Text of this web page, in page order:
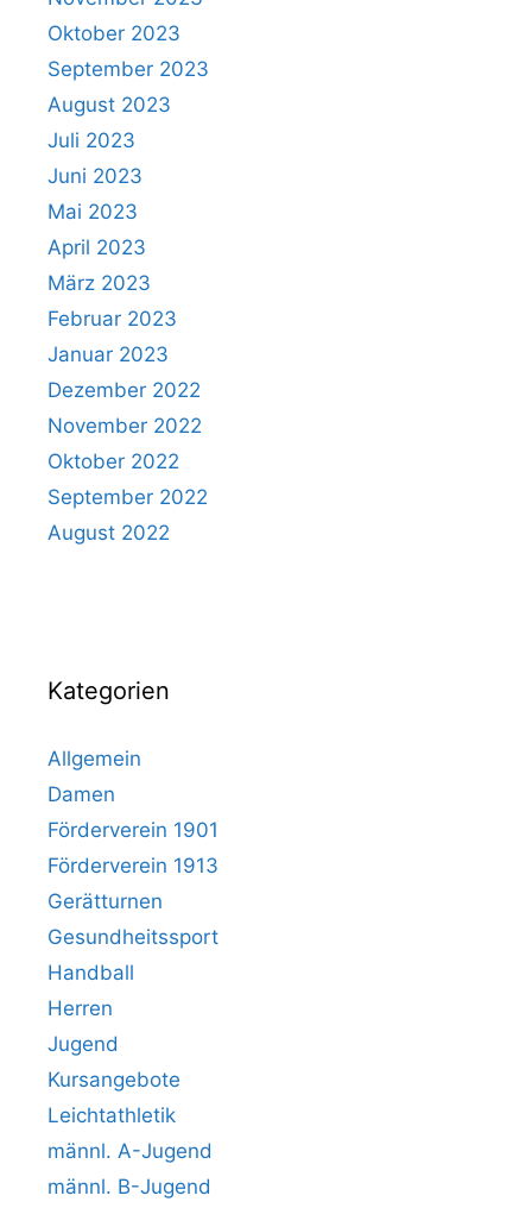
Oktober 2023
September 2023
August 2023
Juli 2023
Juni 2023
Mai 2023
April 2023
März 2023
Februar 2023
Januar 2023
Dezember 2022
November 2022
Oktober 2022
September 2022
August 2022
Kategorien
Allgemein
Damen
Förderverein 1901
Förderverein 1913
Gerätturnen
Gesundheitssport
Handball
Herren
Jugend
Kursangebote
Leichtathletik
männl. A-Jugend
männl. B-Jugend